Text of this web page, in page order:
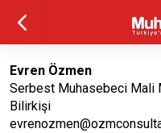
Evren Özmen
Serbest Muhasebeci Mali
Bilirkişi